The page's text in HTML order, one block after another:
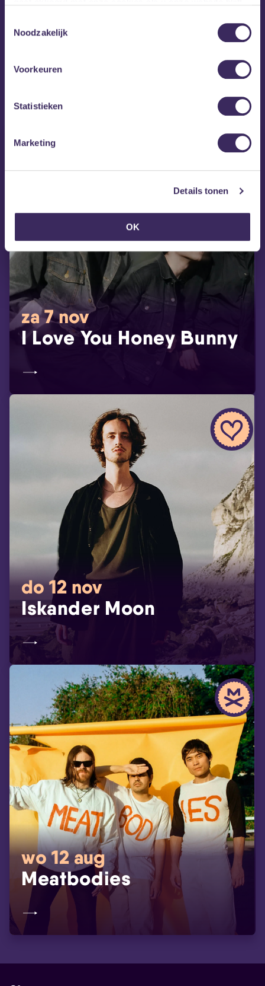
Noodzakelijk
Voorkeuren
Statistieken
Marketing
Details tonen
OK
MEZZ tipt
za 7 nov
I Love You Honey Bunny
do 12 nov
Iskander Moon
wo 12 aug
Meatbodies